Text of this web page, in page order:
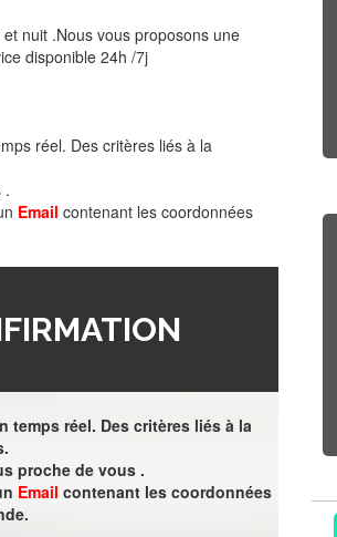
nuit .Nous vous proposons une
disponible 24h /7j
réel. Des critères liés à la
.
Email contenant les coordonnées
temps réel. Des critères liés à la
proche de vous .
Email contenant les coordonnées